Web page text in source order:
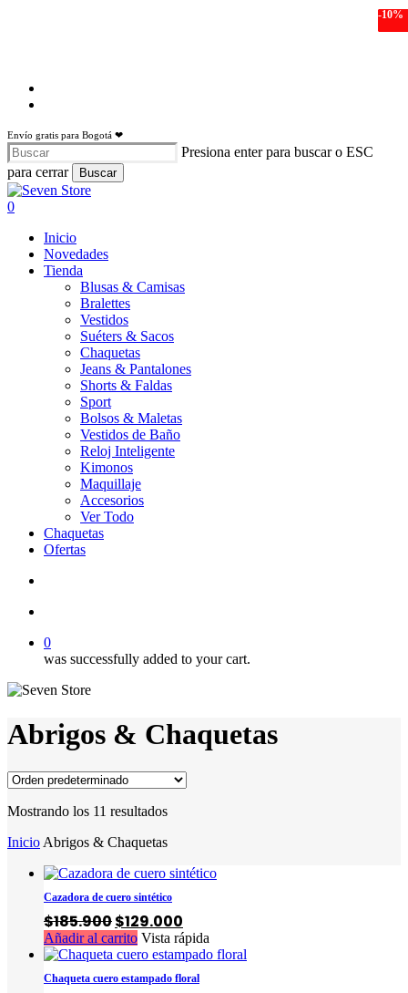
Envío gratis para Bogotá ❤
Presiona enter para buscar o ESC
para cerrar
Buscar
Close
Search
search
account
0
Inicio
Novedades
Tienda
Blusas & Camisas
Bralettes
Vestidos
Suéters & Sacos
Chaquetas
Jeans & Pantalones
Shorts & Faldas
Sport
Bolsos & Maletas
Vestidos de Baño
Reloj Inteligente
Kimonos
Maquillaje
Accesorios
Ver Todo
Chaquetas
Ofertas
0
was successfully added to your cart.
Abrigos & Chaquetas
Mostrando los 11 resultados
Inicio Abrigos & Chaquetas
Cazadora de cuero sintético
$185.900El
precio
original
era:
$185.900.
$129.000
precio
actual
es:
$129.000.
Añadir al carrito Vista rápida
-30%
Chaqueta cuero estampado floral
-50%
-52%
-50%
-10%
-30%
-30%
-54%
-20%
-10%